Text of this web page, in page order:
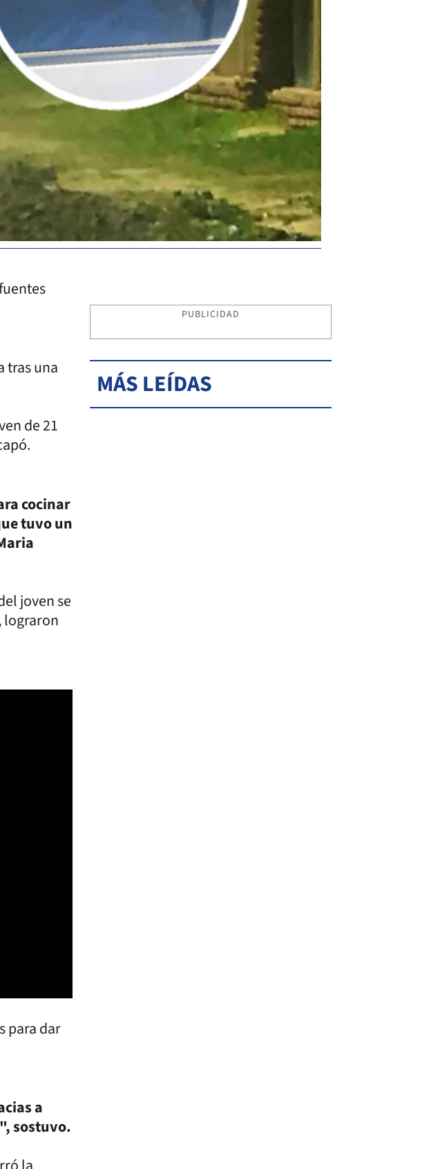
tras una
de 21
cocinar
tuvo un
joven se
lograron
para dar
a
sostuvo.
PUBLICIDAD
MÁS LEÍDAS